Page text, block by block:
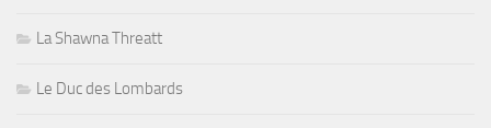
La Shawna Threatt
Le Duc des Lombards